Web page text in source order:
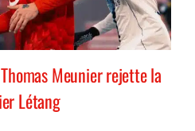
Meunier rejette la
Létang